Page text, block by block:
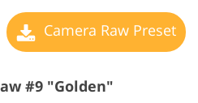
Camera Raw Preset
#9 "Golden"